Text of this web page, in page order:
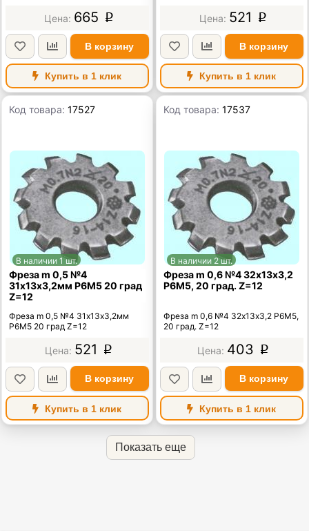
665 p
В корзину
Купить в 1 клик
521 p
В корзину
Купить в 1 клик
Код товара:17527
В наличии 1 шт.
Фреза m 0,5 №4
31х13х3,2мм Р6М5 20 град
Z=12
Фреза m 0,5 №4 31х13х3,2мм
Р6М5 20 град Z=12
521 p
В корзину
Купить в 1 клик
Код товара:17537
В наличии 2 шт.
Фреза m 0,6 №4 32х13х3,2
Р6М5, 20 град. Z=12
Фреза m 0,6 №4 32х13х3,2 Р6М5,
20 град. Z=12
403 p
В корзину
Купить в 1 клик
Показать еще